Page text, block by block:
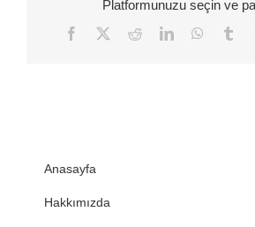
Platformunuzu seçin ve
Facebook
TwitterRedditLinkedIn
Anasayfa
Hakkımızda